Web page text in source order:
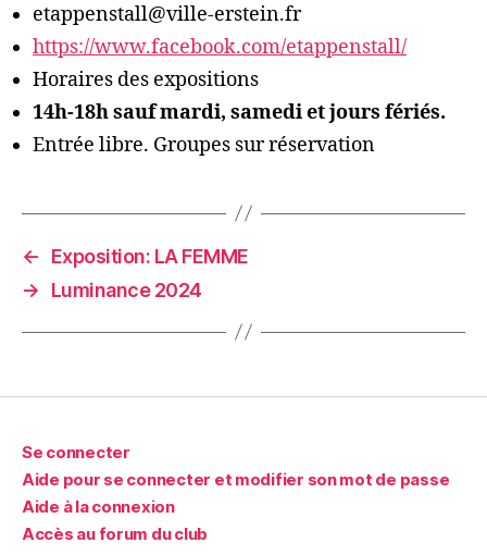
etappenstall@ville-erstein.fr
https://www.facebook.com/etappenstall/
Horaires des expositions
14h-18h sauf mardi, samedi et jours fériés.
Entrée libre. Groupes sur réservation
←
Exposition: LA FEMME
→
Luminance 2024
Se connecter
Aide pour se connecter et modifier son mot de passe
Aide à la connexion
Accès au forum du club